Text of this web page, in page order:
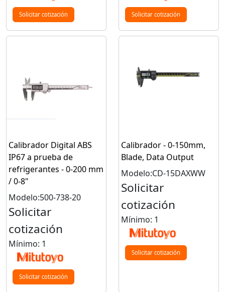
Solicitar cotización Solicitar cotización
Calibrador Digital ABS
IP67 a prueba de
refrigerantes - 0-200 mm
/ 0-8"
Modelo:500-738-20
Solicitar
cotización
Mínimo: 1
Solicitar cotización
Calibrador - 0-150mm,
Blade, Data Output
Modelo:CD-15DAXWW
Solicitar
cotización
Mínimo: 1
Solicitar cotización